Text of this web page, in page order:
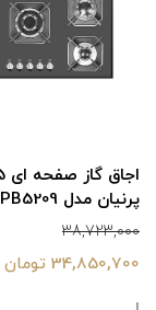
پرنیان مدل PB5209
38,723,000
34,850,700 تومان